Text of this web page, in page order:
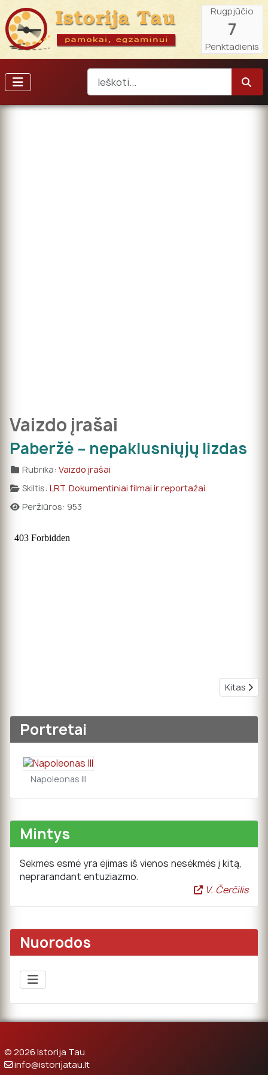
Rugpjūčio
7
Penktadienis
Vaizdo įrašai
Paberžė – nepaklusniųjų lizdas
Rubrika: Vaizdo įrašai
Skiltis: LRT. Dokumentiniai filmai ir reportažai
Peržiūros: 953
Kitas
Kitas
Portretai
Napoleonas III
Mintys
Sėkmės esmė yra ėjimas iš vienos nesėkmės į kitą,
neprarandant entuziazmo.
V. Čerčilis
Nuorodos
© 2026 Istorija Tau
info@istorijatau.lt